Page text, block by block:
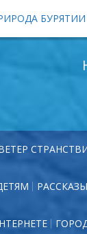
БУРЯТИИ